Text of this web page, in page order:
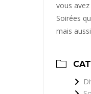
vous
Soirées
mais